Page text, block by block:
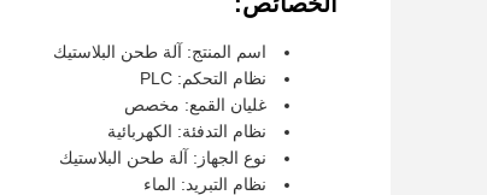
اسم المنتج: آلة طحن البلاستيك
نظام التحكم: PLC
غليان القمع: مخصص
نظام التدفئة: الكهربائية
نوع الجهاز: آلة طحن البلاستيك
نظام التبريد: الماء